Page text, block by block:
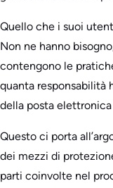
Quello che i suoi
Non ne hanno
contengono le
quanta responsabilità
della posta elettronica
Questo ci porta
dei mezzi di
parti coinvolte nel